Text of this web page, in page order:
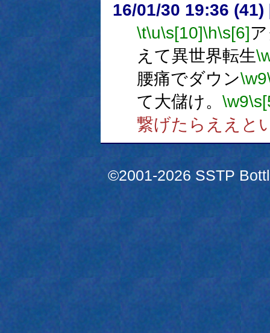
16/01/30 19:36 (41)
\t\u\s[10]\h\s[6]
えて異世界転生
腰痛でダウン\w9
て大儲け。 \w9
繋げたらええと
©2001-2026 SSTP